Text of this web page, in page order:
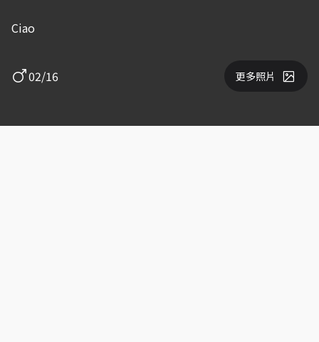
Ciao
02/16 更多照片